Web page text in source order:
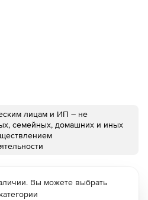
лицам и ИП – не
семейных, домашних и иных
Вы можете выбрать